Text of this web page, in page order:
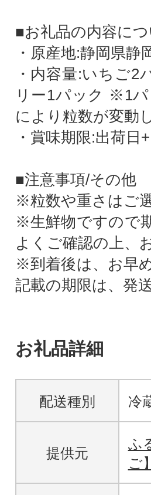
■お礼品の内容につ
・原産地:静岡県静
・内容量:いちご
リー1パック ※1
により粒数が変動
・賞味期限:出荷日
■注意事項/その他
※粒数や重さはご
※生鮮物ですので
よくご確認の上、
※到着後は、お早
記載の期限は、発
お礼品詳細
配送種別 冷
提供元
ふ
ご】